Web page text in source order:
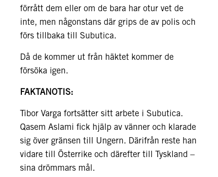
förrått dem eller om de bara har otur vet de
inte, men någonstans där grips de av polis och
förs tillbaka till Subutica.
Då de kommer ut från häktet kommer de
försöka igen.
FAKTANOTIS:
Tibor Varga fortsätter sitt arbete i Subutica.
Qasem Aslami fick hjälp av vänner och klarade
sig över gränsen till Ungern. Därifrån reste han
vidare till Österrike och därefter till Tyskland –
sina drömmars mål.